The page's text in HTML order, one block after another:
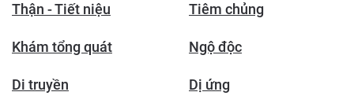
Thận - Tiết niệu Tiêm chủng
Khám tổng quát Ngộ độc
Di truyền Dị ứng